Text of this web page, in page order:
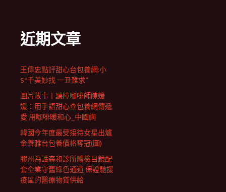
近期文章
王偉忠點評甜心台包養網:小
S“千美妙找 一丑難求”
圖片故事丨聽障咖啡師陳媛
媛：用手語甜心查包養網傳遞
愛 用咖啡暖和心_中國網
韓國今年度最受接待女星出爐
金善雅台包養價格奪冠(圖)
膠州為護森和診所體檢目鏡配
套企業守舊綠色通道 保證馳援
疫區的醫療物質供給